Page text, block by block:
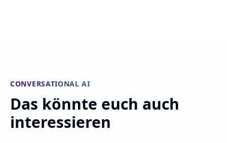
CONVERSATIONAL AI
Das könnte euch auch
interessieren